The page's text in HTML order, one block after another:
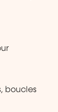
boucles